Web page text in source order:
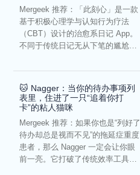
Mergeek 推荐：「此刻心」是一款
基于积极心理学与认知行为疗法
（CBT）设计的治愈系日记 App。
不同于传统日记无从下笔的尴尬，
🐱 Nagger：当你的待办事项列
表里，住进了一只“追着你打
卡”的粘人猫咪
Mergeek 推荐：如果你也是“列好了
待办却总是视而不见”的拖延症重度
患者，那么 Nagger 一定会让你眼
前一亮。它打破了传统效率工具冰